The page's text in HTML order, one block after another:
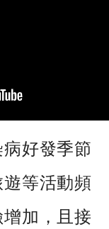
好發季節
等活動頻
加，且接